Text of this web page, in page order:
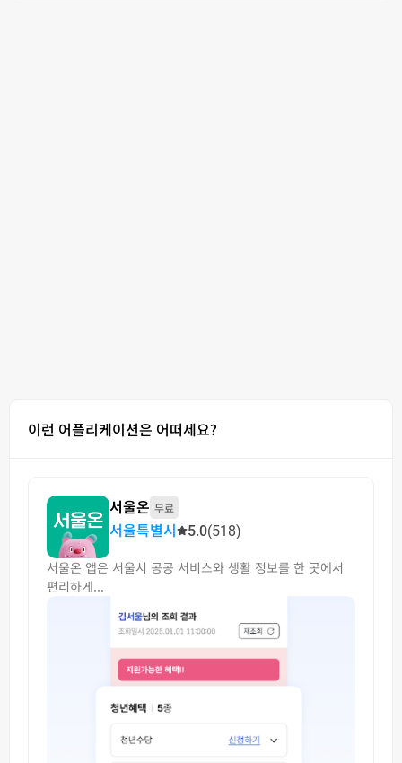
이런 어플리케이션은 어떠세요?
서울온 무료
서울특별시 5.0(518)
서울온 앱은 서울시 공공 서비스와 생활 정보를 한 곳에서
편리하게...